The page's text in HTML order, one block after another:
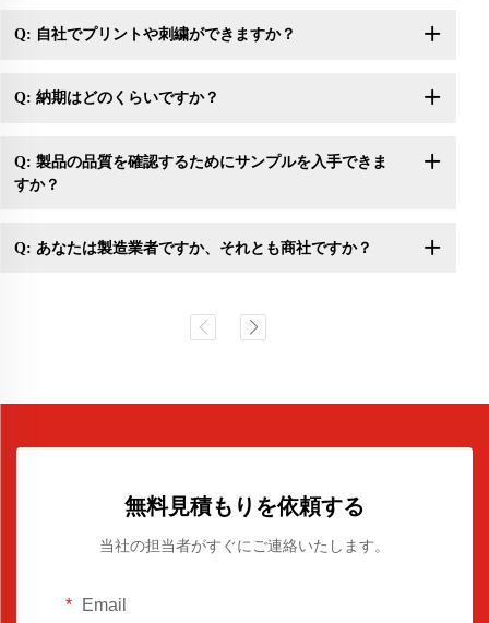
Q: 自社でプリントや刺繍ができますか？
Q: 納期はどのくらいですか？
Q: 製品の品質を確認するためにサンプルを入手できま
すか？
Q: あなたは製造業者ですか、それとも商社ですか？
無料見積もりを依頼する
当社の担当者がすぐにご連絡いたします。
Email